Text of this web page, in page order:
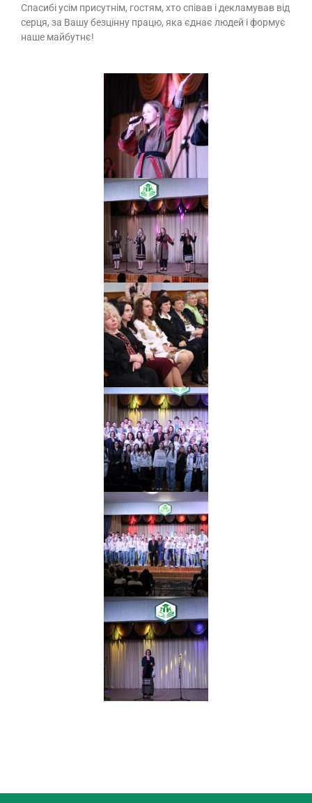
Спасибі усім присутнім, гостям, хто співав і декламував від
серця, за Вашу безцінну працю, яка єднає людей і формує
наше майбутнє!